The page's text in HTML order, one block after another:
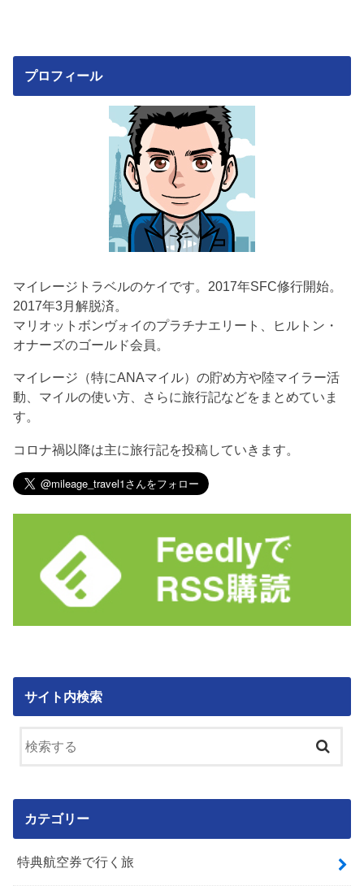
プロフィール
マイレージトラベルのケイです。2017年SFC修行開始。
2017年3月解脱済。
マリオットボンヴォイのプラチナエリート、ヒルトン・
オナーズのゴールド会員。
マイレージ（特にANAマイル）の貯め方や陸マイラー活
動、マイルの使い方、さらに旅行記などをまとめていま
す。
コロナ禍以降は主に旅行記を投稿していきます。
サイト内検索
カテゴリー
特典航空券で行く旅